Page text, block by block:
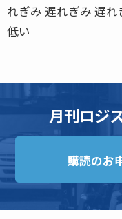
れぎみ 遅れぎみ 遅
低い
月刊ロジ
購読のお